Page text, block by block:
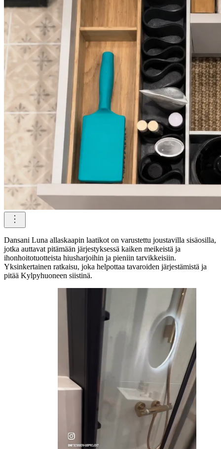
Dansani Luna allaskaapin laatikot on varustettu joustavilla sisäosilla,
jotka auttavat pitämään järjestyksessä kaiken meikeistä ja
ihonhoitotuotteista hiusharjoihin ja pieniin tarvikkeisiin.
Yksinkertainen ratkaisu, joka helpottaa tavaroiden järjestämistä ja
pitää Kylpyhuoneen siistinä.